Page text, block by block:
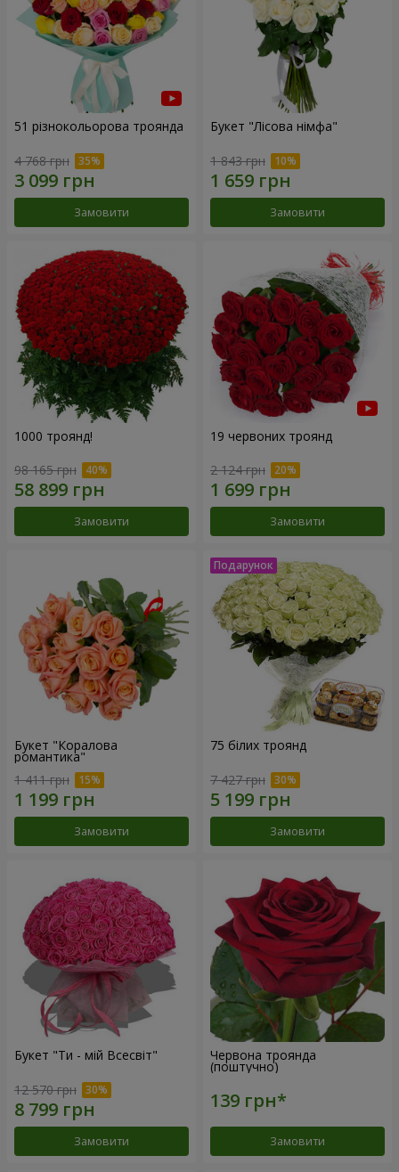
51 різнокольорова троянда
4 768 грн
Замовити
Букет "Лісова німфа"
1 843 грн
Замовити
1000 троянд!
98 165 грн
Замовити
19 червоних троянд
2 124 грн
Замовити
Букет "Коралова
романтика"
1 411 грн
Замовити
75 білих троянд
7 427 грн
Замовити
Букет "Ти - мій Всесвіт"
12 570 грн
Замовити
Червона троянда
(поштучно)
Замовити